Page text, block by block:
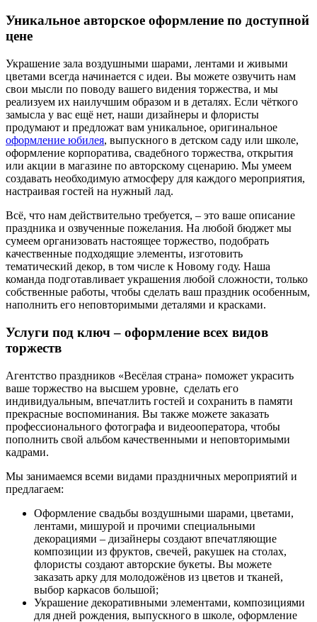
Уникальное авторское оформление по доступной
цене
Украшение зала воздушными шарами, лентами и живыми
цветами всегда начинается с идеи. Вы можете озвучить нам
свои мысли по поводу вашего видения торжества, и мы
реализуем их наилучшим образом и в деталях. Если чёткого
замысла у вас ещё нет, наши дизайнеры и флористы
продумают и предложат вам уникальное, оригинальное
оформление юбилея, выпускного в детском саду или школе,
оформление корпоратива, свадебного торжества, открытия
или акции в магазине по авторскому сценарию. Мы умеем
создавать необходимую атмосферу для каждого мероприятия,
настраивая гостей на нужный лад.
Всё, что нам действительно требуется, – это ваше описание
праздника и озвученные пожелания. На любой бюджет мы
сумеем организовать настоящее торжество, подобрать
качественные подходящие элементы, изготовить
тематический декор, в том числе к Новому году. Наша
команда подготавливает украшения любой сложности, только
собственные работы, чтобы сделать ваш праздник особенным,
наполнить его неповторимыми деталями и красками.
Услуги под ключ – оформление всех видов
торжеств
Агентство праздников «Весёлая страна» поможет украсить
ваше торжество на высшем уровне, сделать его
индивидуальным, впечатлить гостей и сохранить в памяти
прекрасные воспоминания. Вы также можете заказать
профессионального фотографа и видеооператора, чтобы
пополнить свой альбом качественными и неповторимыми
кадрами.
Мы занимаемся всеми видами праздничных мероприятий и
предлагаем:
Оформление свадьбы воздушными шарами, цветами,
лентами, мишурой и прочими специальными
декорациями – дизайнеры создают впечатляющие
композиции из фруктов, свечей, ракушек на столах,
флористы создают авторские букеты. Вы можете
заказать арку для молодожёнов из цветов и тканей,
выбор каркасов большой;
Украшение декоративными элементами, композициями
для дней рождения, выпускного в школе, оформление